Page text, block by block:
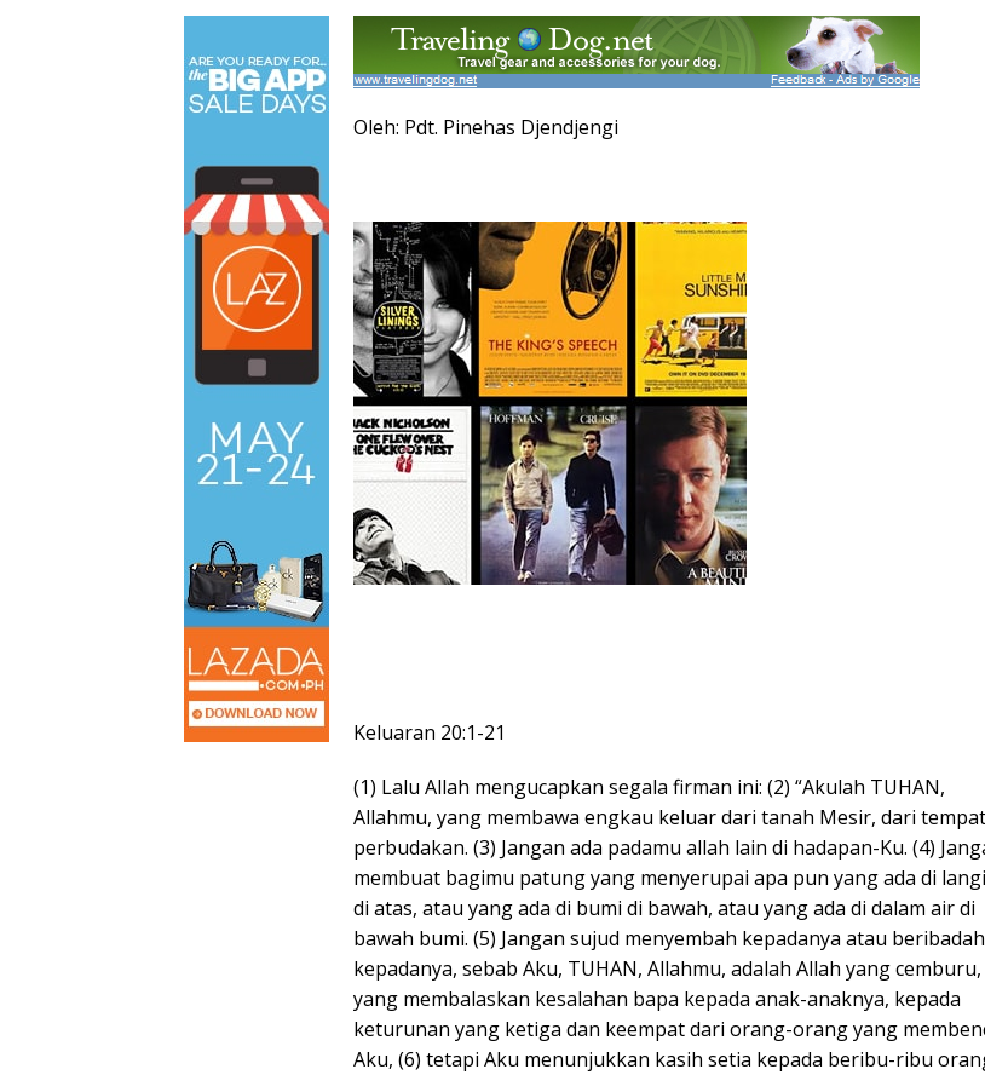
Oleh: Pdt. Pinehas Djendjengi
Keluaran 20:1-21
(1) Lalu Allah mengucapkan segala firman ini: (2) “Akulah TUHAN,
Allahmu, yang membawa engkau keluar dari tanah Mesir, dari tempat
perbudakan. (3) Jangan ada padamu allah lain di hadapan-Ku. (4)
membuat bagimu patung yang menyerupai apa pun yang ada di
di atas, atau yang ada di bumi di bawah, atau yang ada di dalam air di
bawah bumi. (5) Jangan sujud menyembah kepadanya atau beribadah
kepadanya, sebab Aku, TUHAN, Allahmu, adalah Allah yang cemburu,
yang membalaskan kesalahan bapa kepada anak-anaknya, kepada
keturunan yang ketiga dan keempat dari orang-orang yang
Aku, (6) tetapi Aku menunjukkan kasih setia kepada beribu-ribu